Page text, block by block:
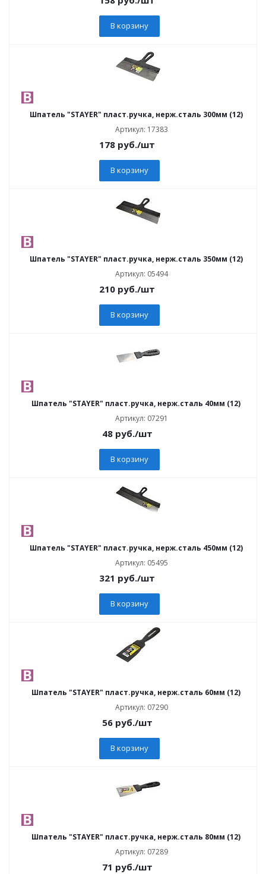
В корзину
Шпатель "STAYER" пласт.ручка, нерж.сталь 300мм (12)
Артикул: 17383
178 руб./шт
В корзину
Шпатель "STAYER" пласт.ручка, нерж.сталь 350мм (12)
Артикул: 05494
210 руб./шт
В корзину
Шпатель "STAYER" пласт.ручка, нерж.сталь 40мм (12)
Артикул: 07291
48руб./шт
В корзину
Шпатель "STAYER" пласт.ручка, нерж.сталь 450мм (12)
Артикул: 05495
321 руб./шт
В корзину
Шпатель "STAYER" пласт.ручка, нерж.сталь 60мм (12)
Артикул: 07290
56руб./шт
В корзину
Шпатель "STAYER" пласт.ручка, нерж.сталь 80мм (12)
Артикул: 07289
71 руб./шт